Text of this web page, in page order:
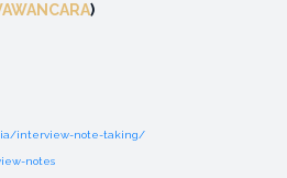
)
interview-note-taking/
notes